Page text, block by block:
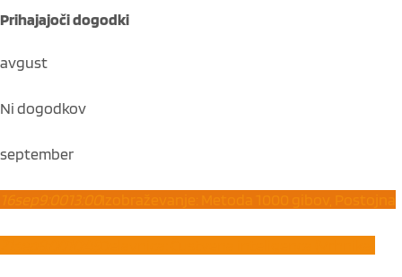
Prihajajoči dogodki
avgust
Ni dogodkov
september